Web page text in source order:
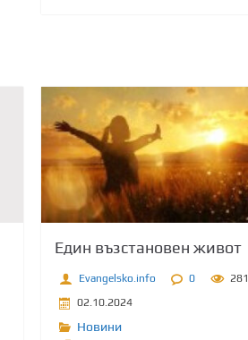
Един възстановен живот
Evangelsko.info 0
281
02.10.2024
Новини